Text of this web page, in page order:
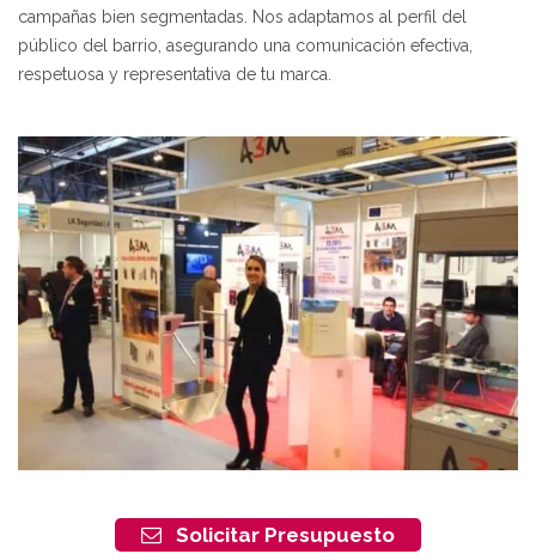
campañas bien segmentadas. Nos adaptamos al perfil del
público del barrio, asegurando una comunicación efectiva,
respetuosa y representativa de tu marca.
Solicitar Presupuesto